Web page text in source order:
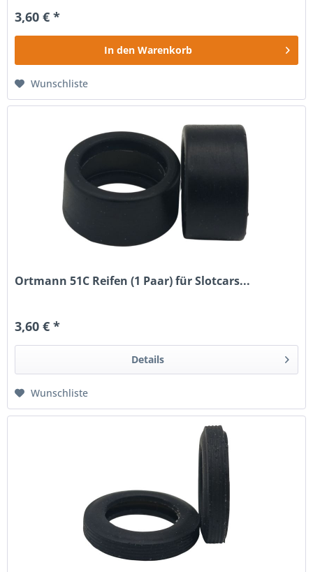
3,60 € *
In den Warenkorb
Wunschliste
Ortmann 51C Reifen (1 Paar) für Slotcars...
3,60 € *
Details
Wunschliste